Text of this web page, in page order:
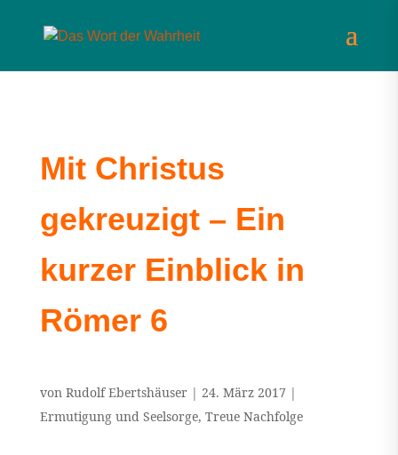
Mit Christus
gekreuzigt – Ein
kurzer Einblick in
Römer 6
von Rudolf Ebertshäuser| 24. März 2017 |
Ermutigung und Seelsorge, Treue Nachfolge